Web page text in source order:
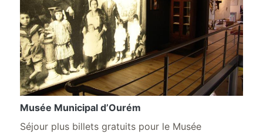
Musée Municipal d’Ourém
Séjour plus billets gratuits pour le Musée